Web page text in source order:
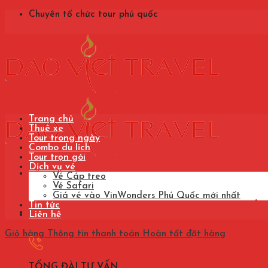
Skip
Chuyên tổ chức tour phú quốc
Trang chủ
Thuê xe
Tour trong ngày
Combo du lịch
Tour trọn gói
Dịch vụ vé
Vé Cáp treo
Vé Safari
Giá vé vào VinWonders Phú Quốc mới nhất
Tin tức
Liên hệ
Giỏ hàng
Thông tin thanh toán Hoàn tất đặt hàng